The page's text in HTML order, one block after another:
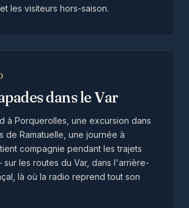
les visiteurs hors-saison.
dans le Var
à Porquerolles, une excursion dans
de Ramatuelle, une journée à
tient compagnie pendant les trajets
les routes du Var, dans l'arrière-
là où la radio reprend tout son